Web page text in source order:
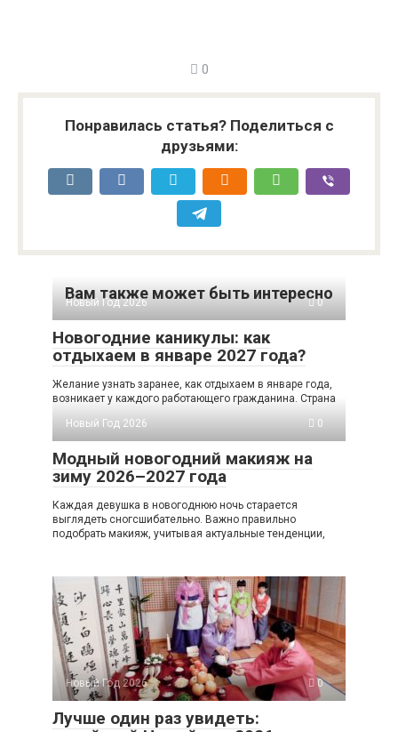
0
Понравилась статья? Поделиться с
друзьями:
Вам также может быть интересно
Новый Год 2026 0
Новогодние каникулы: как
отдыхаем в январе 2027 года?
Желание узнать заранее, как отдыхаем в январе года,
возникает у каждого работающего гражданина. Страна
Новый Год 2026
0
Модный новогодний макияж на
зиму 2026–2027 года
Каждая девушка в новогоднюю ночь старается
выглядеть сногсшибательно. Важно правильно
подобрать макияж, учитывая актуальные тенденции,
Новый Год 2026 0
Лучше один раз увидеть: